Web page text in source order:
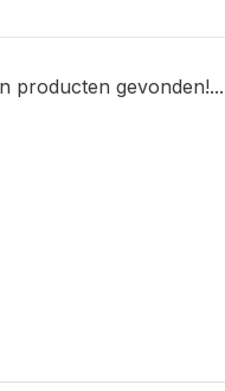
producten gevonden!...